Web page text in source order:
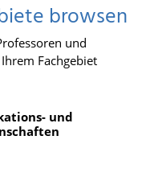
browsen
und
Fachgebiet
und